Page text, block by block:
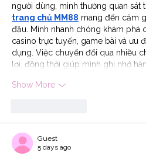
người dùng, mình thường quan sát
trang chủ MM88 mang đến cảm
đầu. Mình nhanh chóng khám phá
casino trực tuyến, game bài và ưu
dụng. Việc chuyển đổi qua nhiều
lợi, đồng thời giúp mình ghi nhớ
Show More
Guest
5 days ago